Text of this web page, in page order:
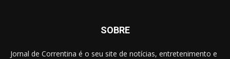
SOBRE
Jornal de Correntina é o seu site de notícias, entretenimento e